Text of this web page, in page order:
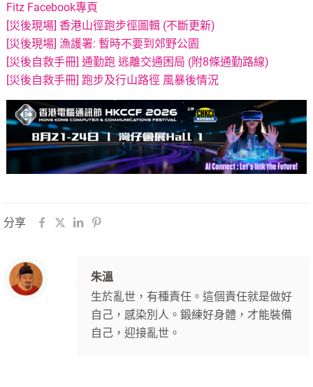
Fitz Facebook專頁
[災後現場] 香港山徑跑步徑圖輯 (不斷更新)
[災後現場] 漁護署: 暫時不要到郊野公園
[災後自救手冊] 通勤跑 逃離交通困局 (附8條通勤路線)
[災後自救手冊] 跑步及行山路徑 風暴後情況
分享
朱溫
生於亂世，有種責任。這個責任就是做好
自己，感染別人。鍛練好身體，才能裝備
自己，迎接亂世。